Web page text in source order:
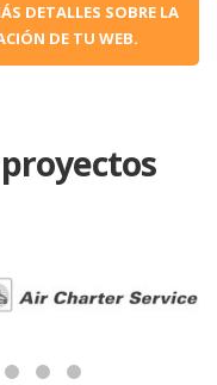
DETALLES SOBRE LA
DE TU WEB.
proyectos